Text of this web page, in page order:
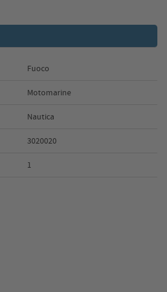
Fuoco
Motomarine
Nautica
3020020
1